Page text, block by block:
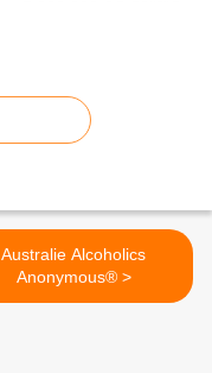
Australie Alcoholics
Anonymous® >